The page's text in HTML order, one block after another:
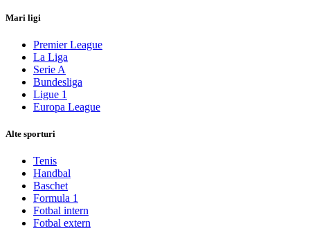
Mari ligi
Premier League
La Liga
Serie A
Bundesliga
Ligue 1
Europa League
Alte sporturi
Tenis
Handbal
Baschet
Formula 1
Fotbal intern
Fotbal extern